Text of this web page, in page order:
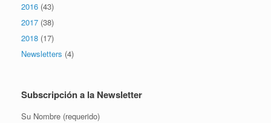
2016 (43)
2017 (38)
2018 (17)
Newsletters (4)
Subscripción a la Newsletter
Su Nombre (requerido)